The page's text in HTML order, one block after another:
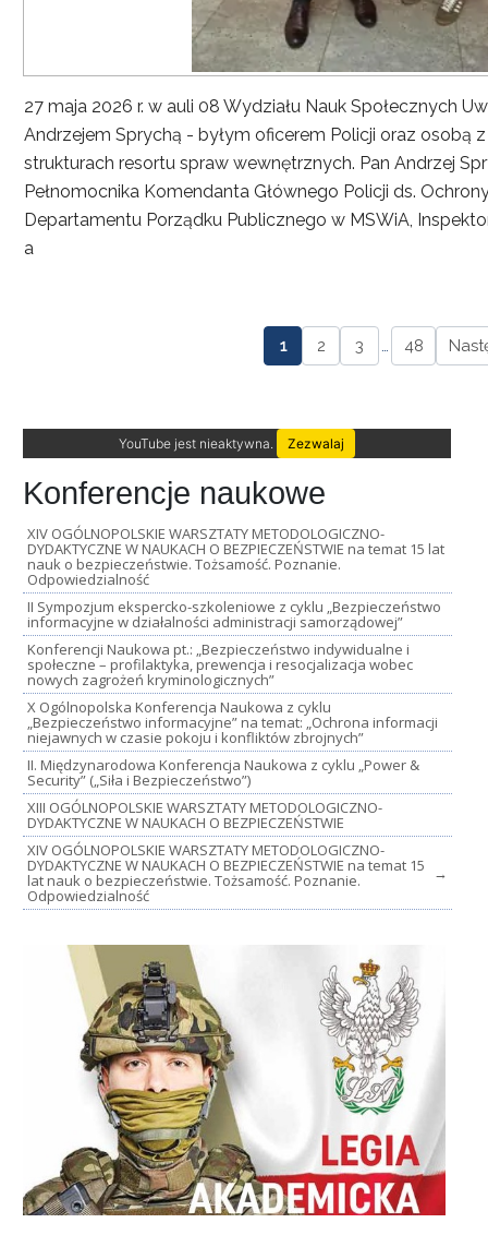
27 maja 2026 r. w auli 08 Wydziału Nauk Społecznych
Andrzejem Sprychą - byłym oficerem Policji oraz osobą
strukturach resortu spraw wewnętrznych. Pan Andrzej
Pełnomocnika Komendanta Głównego Policji ds.
Departamentu Porządku Publicznego w MSWiA,
a
1 2 3 … 48
YouTube jest nieaktywna. Zezwalaj
Konferencje naukowe
XIV OGÓLNOPOLSKIE WARSZTATY METODOLOGICZNO-
DYDAKTYCZNE W NAUKACH O BEZPIECZEŃSTWIE na temat 15 lat
nauk o bezpieczeństwie. Tożsamość. Poznanie.
Odpowiedzialność
II Sympozjum ekspercko-szkoleniowe z cyklu „Bezpieczeństwo
informacyjne w działalności administracji samorządowej”
Konferencji Naukowa pt.: „Bezpieczeństwo indywidualne i
społeczne – profilaktyka, prewencja i resocjalizacja wobec
nowych zagrożeń kryminologicznych”
X Ogólnopolska Konferencja Naukowa z cyklu
„Bezpieczeństwo informacyjne” na temat: „Ochrona informacji
niejawnych w czasie pokoju i konfliktów zbrojnych”
II. Międzynarodowa Konferencja Naukowa z cyklu „Power &
Security” („Siła i Bezpieczeństwo”)
XIII OGÓLNOPOLSKIE WARSZTATY METODOLOGICZNO-
DYDAKTYCZNE W NAUKACH O BEZPIECZEŃSTWIE
XIV OGÓLNOPOLSKIE WARSZTATY METODOLOGICZNO-
DYDAKTYCZNE W NAUKACH O BEZPIECZEŃSTWIE na temat 15
lat nauk o bezpieczeństwie. Tożsamość. Poznanie.
Odpowiedzialność
→